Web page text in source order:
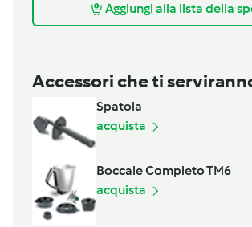
Aggiungi alla lista della
Accessori che ti
Spatola
acquista
Boccale Completo TM6
acquista